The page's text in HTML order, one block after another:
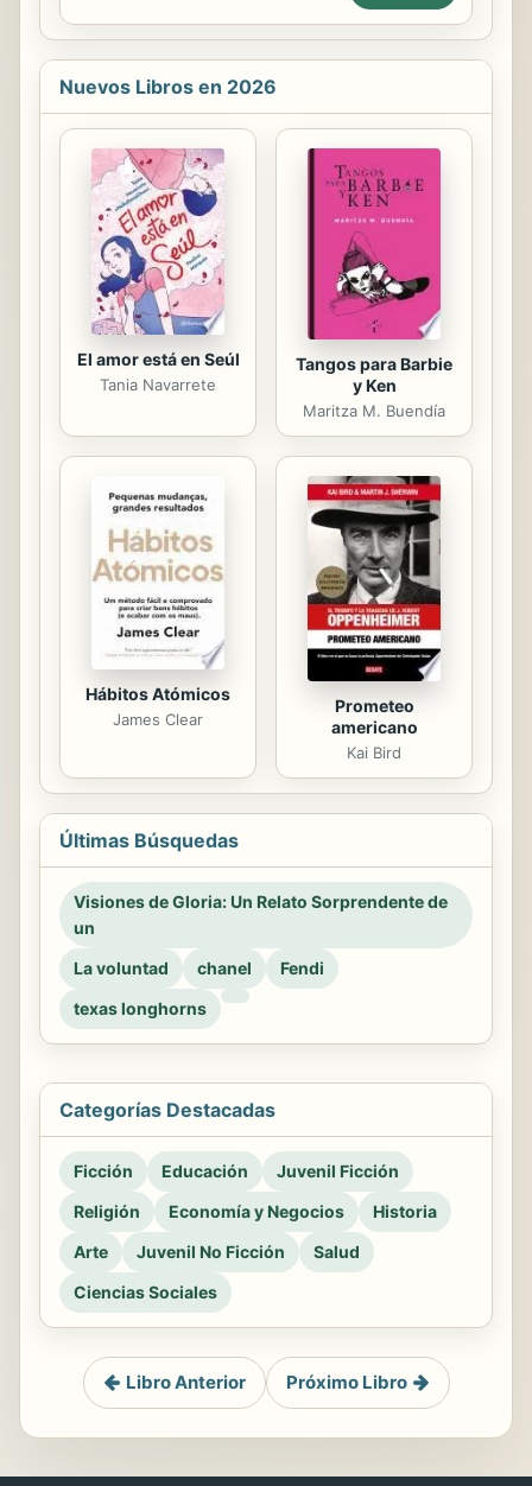
along with other accomplishments
that have made him a compelling
figure in Texas history.
Nuevos Libros en 2026
El amor está en Seúl
Tania Navarrete
Tangos para Barbie
y Ken
Maritza M. Buendía
Hábitos Atómicos
James Clear
Prometeo
americano
Kai Bird
Últimas Búsquedas
Visiones de Gloria: Un Relato Sorprendente de
un
La voluntad
chanel
Fendi
texas longhorns
Categorías Destacadas
Ficción Educación
Juvenil Ficción
Religión
Economía y Negocios
Historia
Arte
Juvenil No Ficción
Salud
Ciencias Sociales
Libro Anterior Próximo Libro